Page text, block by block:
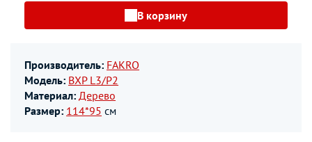
В корзину
Производитель: FAKRO
Модель: BXP L3/P2
Материал: Дерево
Размер: 114*95 см